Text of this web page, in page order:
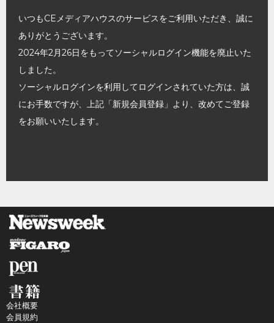
いつもCEメディアハウスのサービスをご利用いただき、誠に
ありがとうございます。
2024年2月26日をもってソーシャルログイン機能を廃止いた
しました。
ソーシャルログインを利用してログインされていた方は、誠
にお手数ですが、上記「新規会員登録」より、改めてご登録
をお願いいたします。
会社概要
会員規約